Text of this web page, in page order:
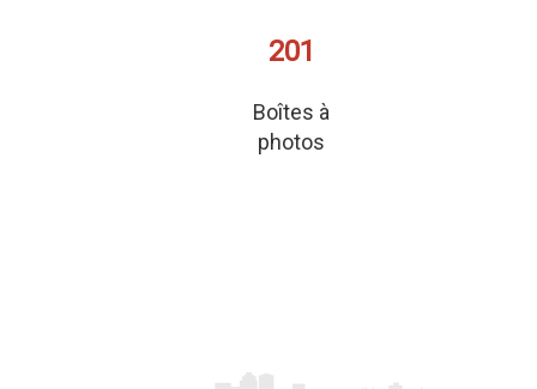
201
Boîtes à
photos